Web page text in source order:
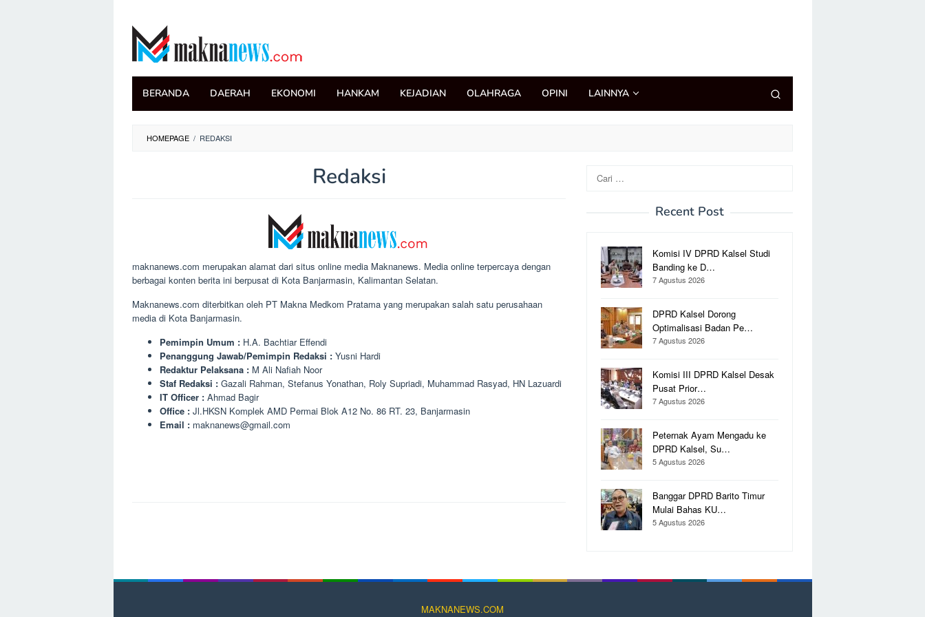
konten
BERANDA DAERAH EKONOMI HANKAM KEJADIAN OLAHRAGA OPINI LAINNYA
HOMEPAGE / REDAKSI
Redaksi
maknanews.com merupakan alamat dari situs online media Maknanews. Media online terpercaya dengan
berbagai konten berita ini berpusat di Kota Banjarmasin, Kalimantan Selatan.
Maknanews.com diterbitkan oleh PT Makna Medkom Pratama yang merupakan salah satu perusahaan
media di Kota Banjarmasin.
Pemimpin Umum : H.A. Bachtiar Effendi
Penanggung Jawab/Pemimpin Redaksi : Yusni Hardi
Redaktur Pelaksana : M Ali Nafiah Noor
Staf Redaksi : Gazali Rahman, Stefanus Yonathan, Roly Supriadi, Muhammad Rasyad, HN Lazuardi
IT Officer : Ahmad Bagir
Office : Jl.HKSN Komplek AMD Permai Blok A12 No. 86 RT. 23, Banjarmasin
Email : maknanews@gmail.com
Cari
untuk:
Recent Post
Komisi IV DPRD Kalsel Studi
Banding ke D…
7 Agustus 2026
DPRD Kalsel Dorong
Optimalisasi Badan Pe…
7 Agustus 2026
Komisi III DPRD Kalsel Desak
Pusat Prior…
7 Agustus 2026
Peternak Ayam Mengadu ke
DPRD Kalsel, Su…
5 Agustus 2026
Banggar DPRD Barito Timur
Mulai Bahas KU…
5 Agustus 2026
MAKNANEWS.COM